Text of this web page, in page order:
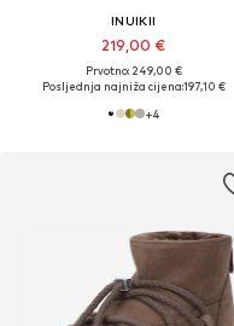
INUIKII
219,00 €
Prvotno: 249,00 €
Posljednja najniža cijena:197,10 €
+4